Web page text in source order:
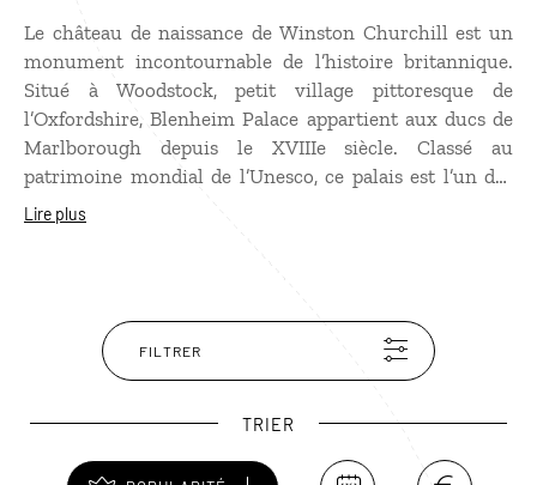
Le château de naissance de Winston Churchill est un
monument incontournable de l’histoire britannique.
Situé à Woodstock, petit village pittoresque de
l’Oxfordshire, Blenheim Palace appartient aux ducs de
Marlborough depuis le XVIIIe siècle. Classé au
patrimoine mondial de l’Unesco, ce palais est l’un des
rares exemples du style baroque à l’anglaise. Ses
serait incomplète sans la découverte de ses jardins
splendides aux pelouses impeccables et aux jets d’eau
en terrasse. Idéal pour un pique-nique aux beaux jours.
Lire plus
FILTRER
TRIER